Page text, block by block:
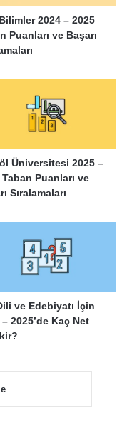
2024 – 2025
Puanları ve Başarı
Üniversitesi 2025 –
Puanları ve
Sıralamaları
ve Edebiyatı İçin
2025’de Kaç Net